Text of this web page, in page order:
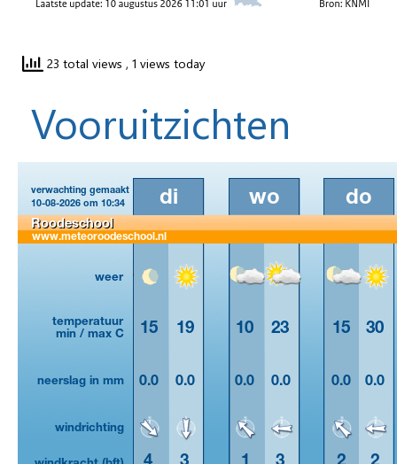
23 total views , 1 views today
Vooruitzichten